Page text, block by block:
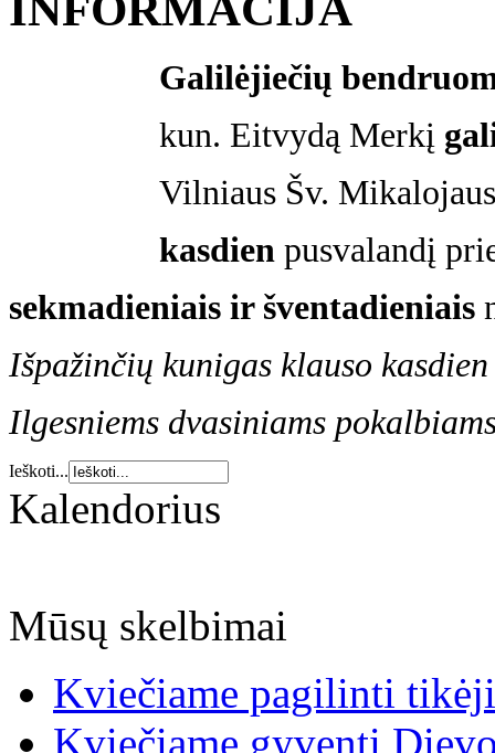
Galilėjiečių
kun. Eitvydą Merkį
Vilniaus Šv.
kasdien pusvalandį
sekmadieniais ir šventadieniais
Išpažinčių kunigas klauso
Ilgesniems dvasiniams
Ieškoti...
Kalendorius
Mūsų skelbimai
Kviečiame pagilinti
Kviečiame gyventi